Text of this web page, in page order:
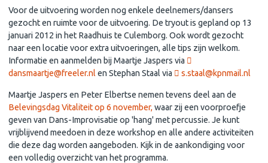
Voor de uitvoering worden nog enkele deelnemers/dansers
gezocht en ruimte voor de uitvoering. De tryout is gepland op 13
januari 2012 in het Raadhuis te Culemborg. Ook wordt gezocht
naar een locatie voor extra uitvoeringen, alle tips zijn welkom.
Informatie en aanmelden bij Maartje Jaspers via
dansmaartje@freeler.nlen Stephan Staal via s.staal@kpnmail.nl
Maartje Jaspers en Peter Elbertse nemen tevens deel aan de
Belevingsdag Vitaliteit op 6 november, waar zij een voorproefje
geven van Dans-Improvisatie op 'hang' met percussie. Je kunt
vrijblijvend meedoen in deze workshop en alle andere activiteiten
die deze dag worden aangeboden. Kijk in de aankondiging voor
een volledig overzicht van het programma.